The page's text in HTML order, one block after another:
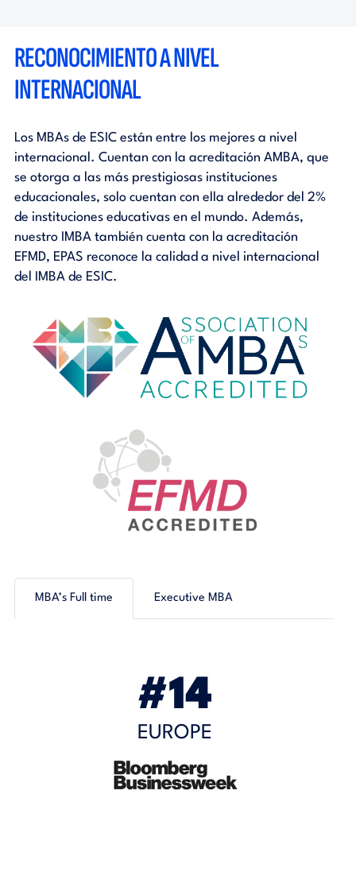
RECONOCIMIENTO A NIVEL
INTERNACIONAL
Los MBAs de ESIC están entre los mejores a nivel
internacional. Cuentan con la acreditación AMBA, que
se otorga a las más prestigiosas instituciones
educacionales, solo cuentan con ella alrededor del 2%
de instituciones educativas en el mundo. Además,
nuestro IMBA también cuenta con la acreditación
EFMD, EPAS reconoce la calidad a nivel internacional
del IMBA de ESIC.
MBA’s Full time Executive MBA
#14
EUROPE